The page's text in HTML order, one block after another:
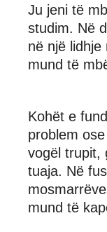
Ju jeni të
studim. Në
në një
mund të
Kohët e
problem
vogël trupit,
tuaja. Në
mund të